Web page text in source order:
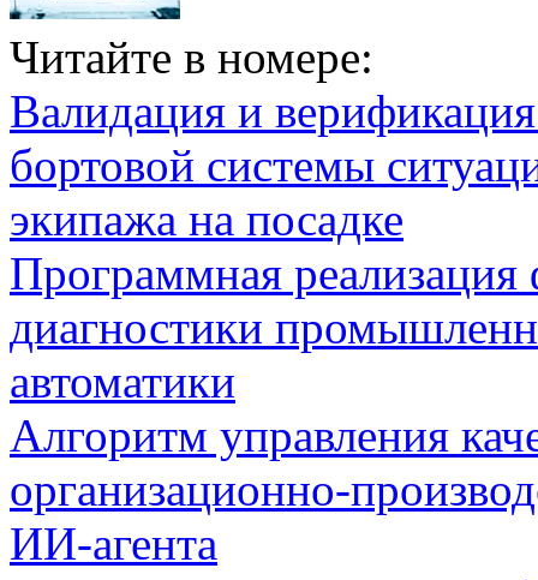
Читайте в номере:
Валидация и
бортовой системы
экипажа на посадке
Программная
диагностики
автоматики
Алгоритм управления
организационно-
ИИ-агента